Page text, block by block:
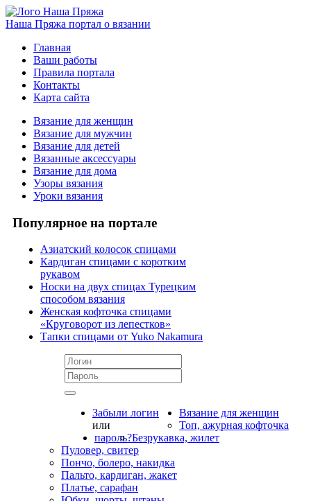
Наша Пряжа портал о вязании
Главная
Ваши работы
Правила портала
Контакты
Карта сайта
Вязание для женщин
Вязание для мужчин
Вязание для детей
Вязанные аксессуары
Вязание для дома
Узоры вязания
Уроки вязания
Популярное на портале
Азиатский колосок спицами
Кардиган спицами с коротким
рукавом
Носки на двух спицах Турецким
способом вязания
Женская кофточка спицами
«Круговорот из лепестков»
Тапки спицами от Yuko Nakamura
Забыли логин
или
пароль?
Вязание для женщин
Топ, ажурная кофточка
Безрукавка, жилет
Пуловер, свитер
Пончо, болеро, накидка
Пальто, кардиган, жакет
Платье, сарафан